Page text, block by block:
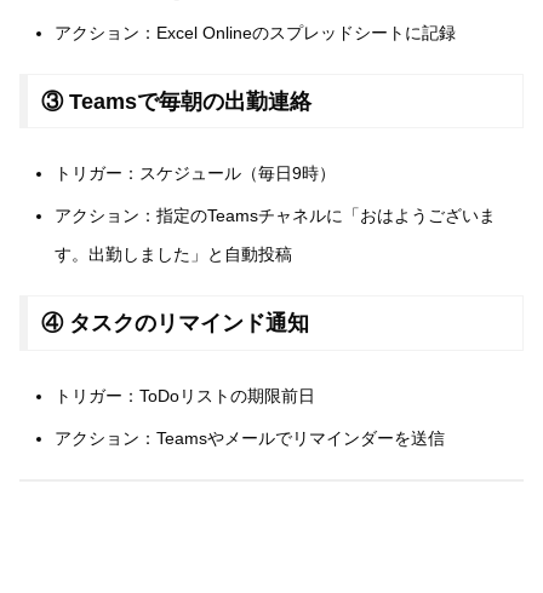
アクション：Excel Onlineのスプレッドシートに記録
③ Teamsで毎朝の出勤連絡
トリガー：スケジュール（毎日9時）
アクション：指定のTeamsチャネルに「おはようございま
す。出勤しました」と自動投稿
④ タスクのリマインド通知
トリガー：ToDoリストの期限前日
アクション：Teamsやメールでリマインダーを送信